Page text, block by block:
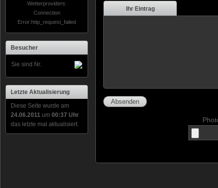
Wetterproviders:
Connection
Error:http_request_failed
Besucher
Sie sind Nr.
Letzte Aktualisierung
Diese Seite wurde am
24.06.2011 um 00:37 Uhr
das letzte mal aktualisiert.
Ihr Eintrag